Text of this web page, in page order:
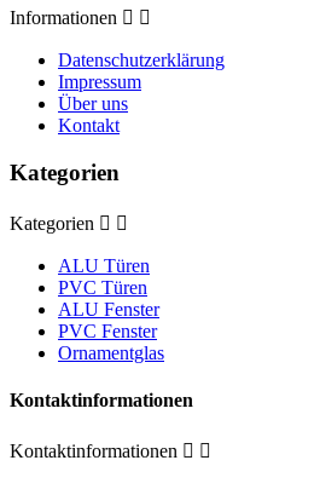
Informationen  
Datenschutzerklärung
Impressum
Über uns
Kontakt
Kategorien
Kategorien  
ALU Türen
PVC Türen
ALU Fenster
PVC Fenster
Ornamentglas
Kontaktinformationen
Kontaktinformationen  